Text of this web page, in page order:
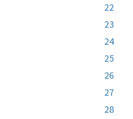
22
23
24
25
26
27
28